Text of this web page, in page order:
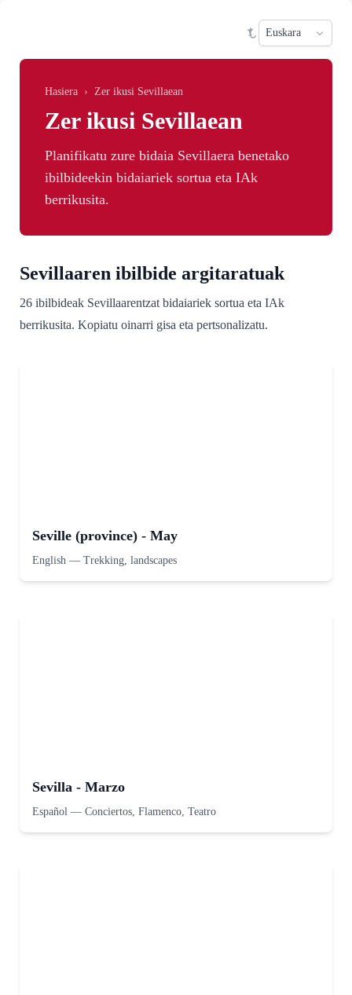
Hasiera › Zer ikusi Sevillaean
Zer ikusi Sevillaean
Planifikatu zure bidaia Sevillaera benetako
ibilbideekin bidaiariek sortua eta IAk
berrikusita.
Sevillaaren ibilbide argitaratuak
26 ibilbideak Sevillaarentzat bidaiariek sortua eta IAk
berrikusita. Kopiatu oinarri gisa eta pertsonalizatu.
Seville (province) - May
English — Trekking, landscapes
Sevilla - Marzo
Español — Conciertos, Flamenco, Teatro